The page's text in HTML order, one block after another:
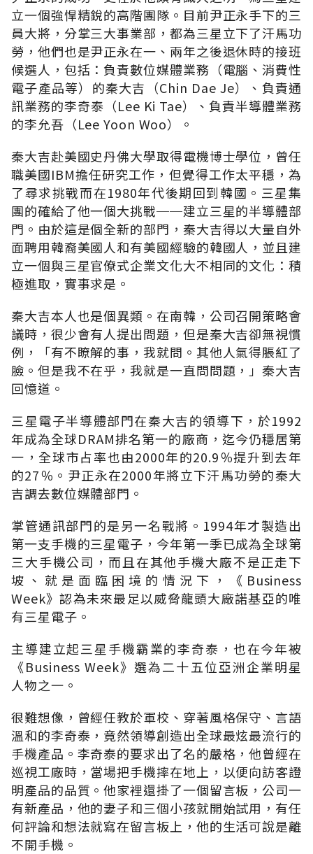
立一個強悍精銳的高階團隊。目前尹正永手下的三
員大將，分掌三大事業部，都為三星立下了汗馬功
勞，他們也是尹正永在一、兩年之後退休時的接班
候選人，包括：負責數位媒體業務（電腦、消費性
電子產品等）的秦大吉（Chin Dae Je）、負責通
訊業務的李奇泰（Lee Ki Tae）、負責半導體業務
的李允吾（Lee Yoon Woo）。
秦大吉赴美國史丹佛大學取得電機博士學位，曾任
職美國IBM擔任研究工作，但覺得工作太平穩，為
了尋求挑戰而在1980年代後期回到韓國。三星集
團的確給了他一個大挑戰──建立三星的半導體部
門。由於這是個全新的部門，秦大吉得以大量自外
面聘用韓裔美國人和有美國經驗的韓國人，並且建
立一個與三星官僚式企業文化大不相同的文化：積
極進取，實事求是。
秦大吉本人也是個異類。在南韓，公司召開策略會
議時，很少會有人提出問題，但是秦大吉卻無視慣
例，「有不瞭解的事，我就問。其他人氣得脹紅了
臉。但是我不在乎，我就是一直問問題，」秦大吉
回憶道。
三星電子半導體部門在秦大吉的領導下，於1992
年成為全球DRAM排名第一的廠商，迄今仍穩居第
一，全球市占率也由2000年的20.9％提升到去年
的27％。尹正永在2000年將立下汗馬功勞的秦大
吉調去數位媒體部門。
掌管通訊部門的是另一名戰將。1994年才製造出
第一支手機的三星電子，今年第一季已成為全球第
三大手機公司，而且在其他手機大廠不是正走下
坡、就是面臨困境的情況下，《Business
Week》認為未來最足以威脅龍頭大廠諾基亞的唯
有三星電子。
主導建立起三星手機霸業的李奇泰，也在今年被
《Business Week》選為二十五位亞洲企業明星
人物之一。
很難想像，曾經任教於軍校、穿著風格保守、言語
溫和的李奇泰，竟然領導創造出全球最炫最流行的
手機產品。李奇泰的要求出了名的嚴格，他曾經在
巡視工廠時，當場把手機摔在地上，以便向訪客證
明產品的品質。他家裡還掛了一個留言板，公司一
有新產品，他的妻子和三個小孩就開始試用，有任
何評論和想法就寫在留言板上，他的生活可說是離
不開手機。